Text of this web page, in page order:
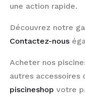
une action rapide.
Découvrez notre
Contactez-nous
Acheter nos
autres accessoires
piscineshop votre